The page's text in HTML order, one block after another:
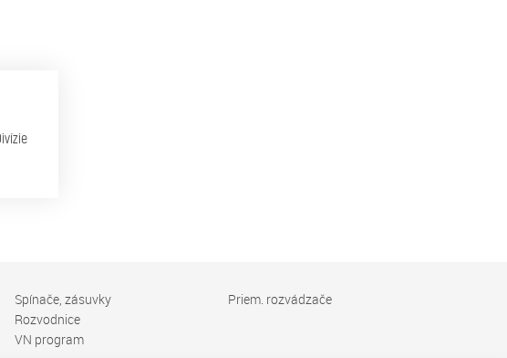
Spínače, zásuvky
Rozvodnice
VN program
Priem. rozvádzače